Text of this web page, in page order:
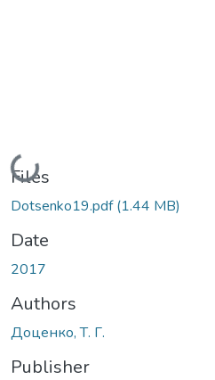
Loading...
Files
Dotsenko19.pdf(1.44 MB)
Date
2017
Authors
Доценко, Т. Г.
Publisher